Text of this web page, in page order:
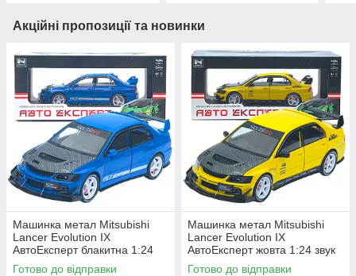
Акційні пропозиції та новинки
Машинка метал Mitsubishi
Lancer Evolution IX
АвтоЕксперт блакитна 1:24
звук світло 21*8*7 см (G8119-
Готово до відправки
Машинка метал Mitsubishi
Lancer Evolution IX
АвтоЕксперт жовта 1:24 звук
світло 21*8*7 см (G8119-55)
Готово до відправки